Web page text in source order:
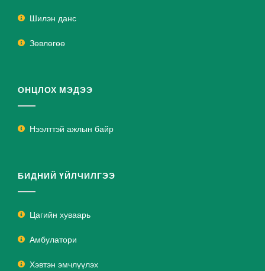
Шилэн данс
Зөвлөгөө
ОНЦЛОХ МЭДЭЭ
Нээлттэй ажлын байр
БИДНИЙ ҮЙЛЧИЛГЭЭ
Цагийн хуваарь
Амбулатори
Хэвтэн эмчлүүлэх